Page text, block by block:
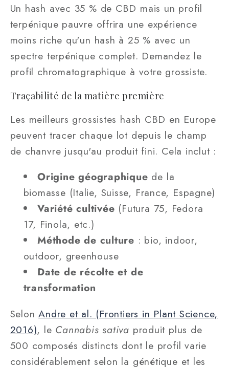
Un hash avec 35 % de CBD mais un profil
terpénique pauvre offrira une expérience
moins riche qu'un hash à 25 % avec un
spectre terpénique complet. Demandez le
profil chromatographique à votre grossiste.
Traçabilité de la matière première
Les meilleurs grossistes hash CBD en Europe
peuvent tracer chaque lot depuis le champ
de chanvre jusqu'au produit fini. Cela inclut :
Origine géographique de la
biomasse (Italie, Suisse, France, Espagne)
Variété cultivée (Futura 75, Fedora
17, Finola, etc.)
Méthode de culture : bio, indoor,
outdoor, greenhouse
Date de récolte et de
transformation
SelonAndre et al. (Frontiers in Plant Science,
2016), le Cannabis sativa produit plus de
500 composés distincts dont le profil varie
considérablement selon la génétique et les